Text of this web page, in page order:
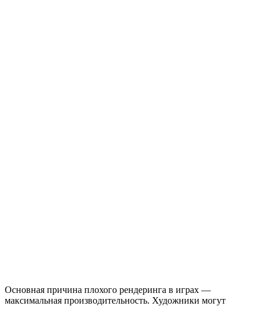
Основная причина плохого рендеринга в играх —
максимальная производительность. Художники могут